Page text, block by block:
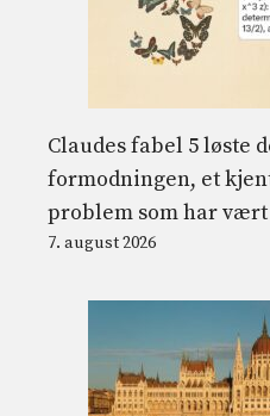
Claudes fabel 5 løste
formodningen, et
problem som har vært
7. august 2026